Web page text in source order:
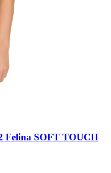
Felina SOFT TOUCH